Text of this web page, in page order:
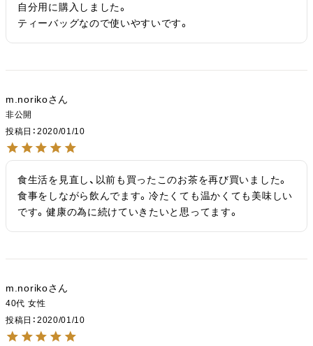
自分用に購入しました。
ティーバッグなので使いやすいです。
m.noriko
非公開
投稿日
2020/01/10
食生活を見直し、以前も買ったこのお茶を再び買いました。
食事をしながら飲んでます。冷たくても温かくても美味しい
です。健康の為に続けていきたいと思ってます。
m.noriko
40代 女性
投稿日
2020/01/10